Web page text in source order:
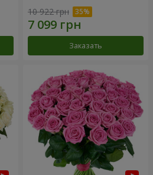
10 922 грн
Заказать